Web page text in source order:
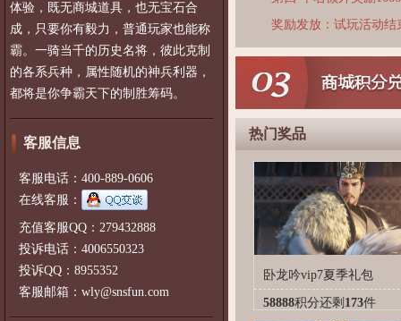
体验，既无商城道具，也无宝石合
成，只要你有毅力，普通玩家也能称
霸。一骑当千的历史名将，彼此克制
的各系兵种，属性随机的神兵利器，
都将是你争霸天下的制胜筹码。
客服信息
客服电话：400-889-0606
在线客服：
充值客服QQ：279432888
投诉电话：4006550323
投诉QQ：8955352
客服邮箱：wly@snsfun.com
奖励发放：试玩活动
热门奖品
卧龙吟vip7夏季礼包
58888积分还剩 173件